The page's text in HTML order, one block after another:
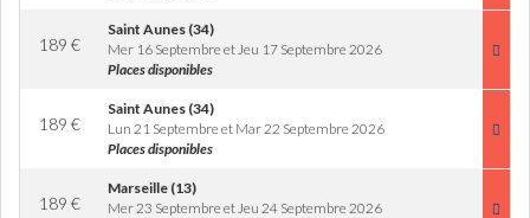
189 €
Saint Aunes (34)
Mer 16 Septembre et Jeu 17 Septembre 2026
Places disponibles
189 €
Saint Aunes (34)
Lun 21 Septembre et Mar 22 Septembre 2026
Places disponibles
189 €
Marseille (13)
Mer 23 Septembre et Jeu 24 Septembre 2026